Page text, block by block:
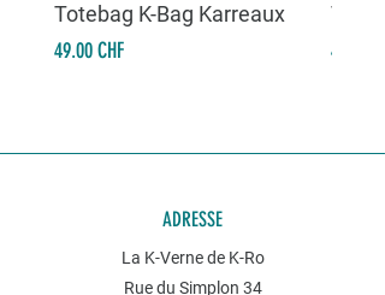
Totebag K-Bag Karreaux
Prix
49.00 CHF Prix
49.00
ADRESSE
La K-Verne de K-Ro
Rue du Simplon 34